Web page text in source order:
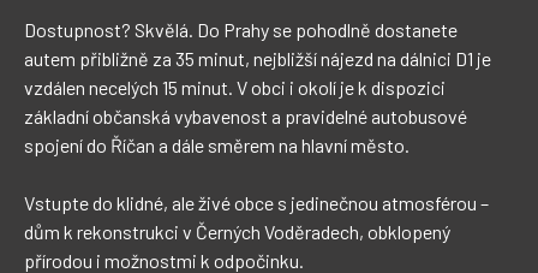
Dostupnost? Skvělá. Do Prahy se pohodlně dostanete
autem přibližně za 35 minut, nejbližší nájezd na dálnici D1 je
vzdálen necelých 15 minut. V obci i okolí je k dispozici
základní občanská vybavenost a pravidelné autobusové
spojení do Říčan a dále směrem na hlavní město.
Vstupte do klidné, ale živé obce s jedinečnou atmosférou –
dům k rekonstrukci v Černých Voděradech, obklopený
přírodou i možnostmi k odpočinku.